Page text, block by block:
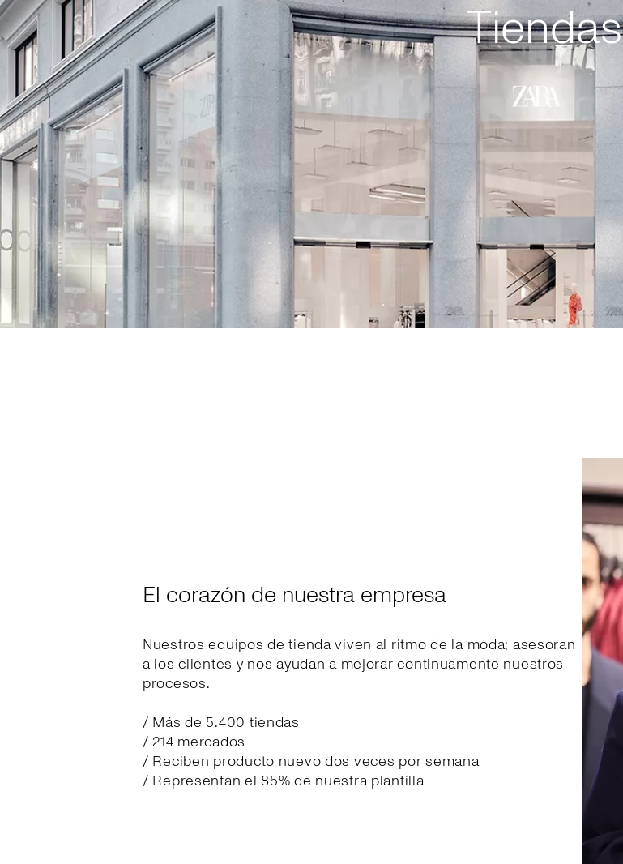
Tiendas
El corazón de nuestra empresa
Nuestros equipos de tienda viven al ritmo de la moda; asesoran
a los clientes y nos ayudan a mejorar continuamente nuestros
procesos.
/ Más de 5.400 tiendas
/ 214 mercados
/ Reciben producto nuevo dos veces por semana
/ Representan el 85% de nuestra plantilla